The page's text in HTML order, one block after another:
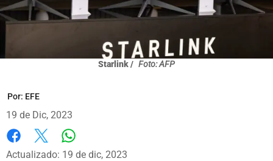
Starlink / Foto: AFP
Por: EFE
19 de Dic, 2023
Facebook
X
Actualizado: 19 de dic, 2023